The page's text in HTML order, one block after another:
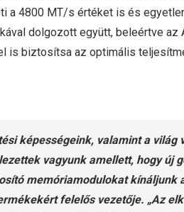
a 4800 MT/s értéket is és
dolgozott együtt, beleértve az
is biztosítsa az optimális
képességeink, valamint a világ
vagyunk amellett, hogy új
memóriamodulokat kínáljunk
felelős vezetője. „Az